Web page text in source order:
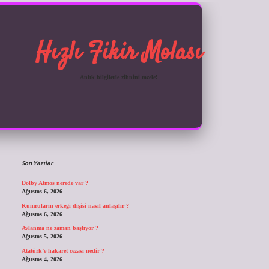
Hızlı Fikir Molası
Anlık bilgilerle zihnini tazele!
Sidebar
Son Yazılar
Dolby Atmos nerede var ?
Ağustos 6, 2026
Kumruların erkeği dişisi nasıl anlaşılır ?
Ağustos 6, 2026
Avlanma ne zaman başlıyor ?
Ağustos 5, 2026
Atatürk’e hakaret cezası nedir ?
Ağustos 4, 2026